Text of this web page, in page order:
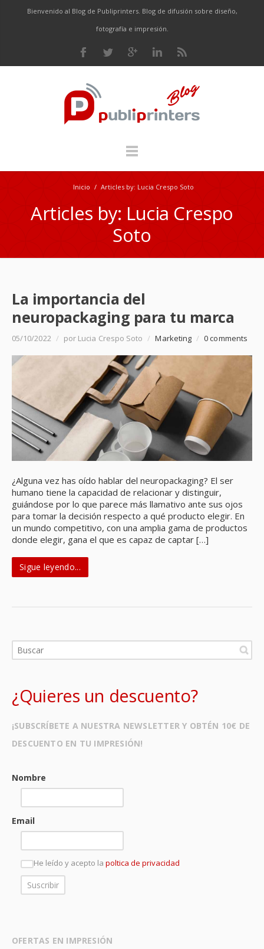
Bienvenido al Blog de Publiprinters. Blog de difusión sobre diseño,
fotografía e impresión.
Inicio / Articles by: Lucia Crespo Soto
Articles by: Lucia Crespo
Soto
La importancia del
neuropackaging para tu marca
05/10/2022 / por Lucia Crespo Soto / Marketing / 0 comments
¿Alguna vez has oído hablar del neuropackaging? El ser
humano tiene la capacidad de relacionar y distinguir,
guiándose por lo que parece más llamativo ante sus ojos
para tomar la decisión respecto a qué producto elegir. En
un mundo competitivo, con una amplia gama de productos
donde elegir, gana el que es capaz de captar […]
Sigue leyendo...
¿Quieres un descuento?
¡SUBSCRÍBETE A NUESTRA NEWSLETTER Y OBTÉN 10€ DE
DESCUENTO EN TU IMPRESIÓN!
Nombre
Email
He leído y acepto la poltica de privacidad
OFERTAS EN IMPRESIÓN